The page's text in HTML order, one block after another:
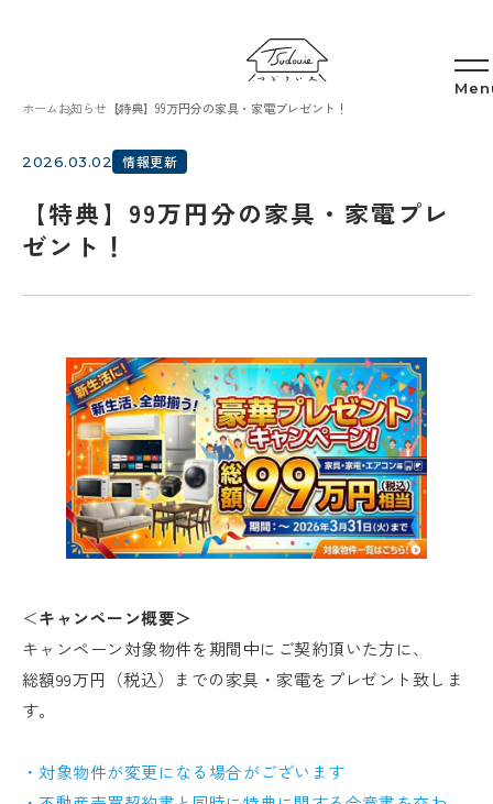
ホームお知らせ 【特典】99万円分の家具・家電プレゼント！
2026.03.02 情報更新
【特典】99万円分の家具・家電プレ
ゼント！
＜キャンペーン概要＞
キャンペーン対象物件を期間中にご契約頂いた方に、
総額99万円（税込）までの家具・家電をプレゼント致しま
す。
・対象物件が変更になる場合がございます